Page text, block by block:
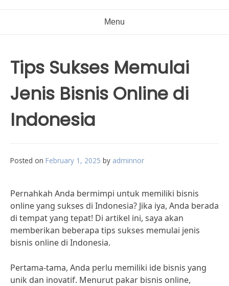
Menu
Tips Sukses Memulai
Jenis Bisnis Online di
Indonesia
Posted on February 1, 2025 by adminnor
Pernahkah Anda bermimpi untuk memiliki bisnis
online yang sukses di Indonesia? Jika iya, Anda berada
di tempat yang tepat! Di artikel ini, saya akan
memberikan beberapa tips sukses memulai jenis
bisnis online di Indonesia.
Pertama-tama, Anda perlu memiliki ide bisnis yang
unik dan inovatif. Menurut pakar bisnis online,